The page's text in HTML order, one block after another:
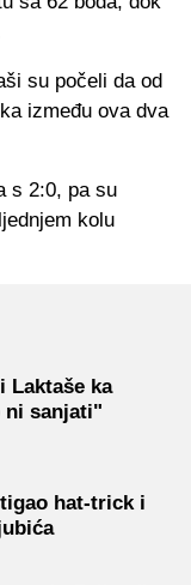
su počeli da od
između ova dva
s 2:0, pa su
kolu
Laktaše ka
ni sanjati"
hat-trick i